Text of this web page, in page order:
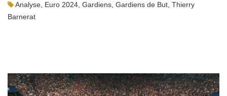
Analyse Euro 2024 Gardiens Gardiens de But Thierry
Barnerat